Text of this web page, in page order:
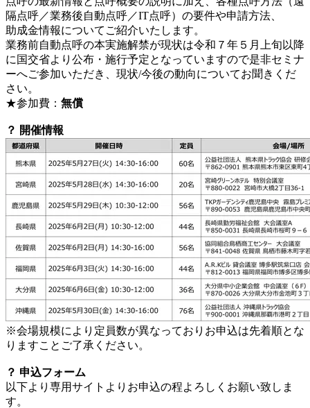
隔点呼／業務後自動点呼／IT点呼）の要件や申請方法、
助成金情報についてご紹介いたします。
業務前自動点呼の本実施解禁が現状は令和７年５月上旬以降
に国交省より公布・施行予定となっていますので是非セミナ
ーへご参加いただき、現状/今後の動向についてお聞きくだ
さい。
★参加費： 無償
？ 開催情報
※会場規模により定員数が異なっておりお申込は先着順とな
りますことご了承ください。
？ 申込フォーム
以下より専用サイトよりお申込の程よろしくお願い致しま
す。